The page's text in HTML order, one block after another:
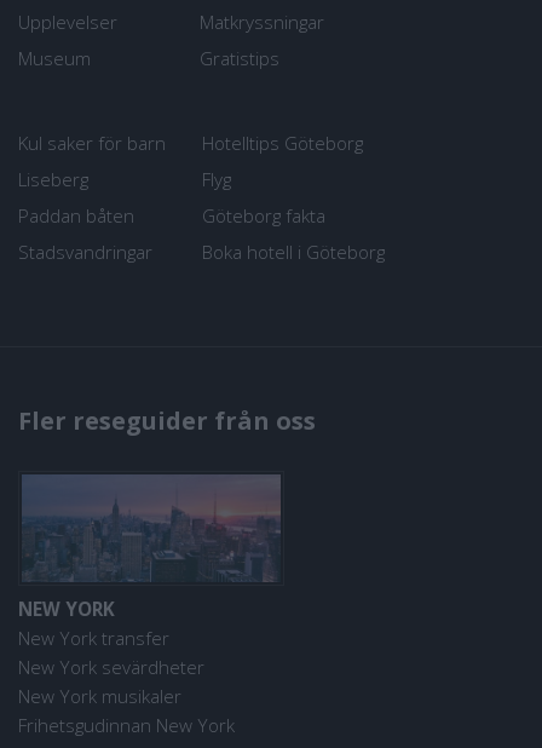
Upplevelser
Museum
Matkryssningar
Gratistips
Kul saker för barn
Liseberg
Paddan båten
Stadsvandringar
Hotelltips Göteborg
Flyg
Göteborg fakta
Boka hotell i Göteborg
Fler reseguider från oss
NEW YORK
New York transfer
New York sevärdheter
New York musikaler
Frihetsgudinnan New York